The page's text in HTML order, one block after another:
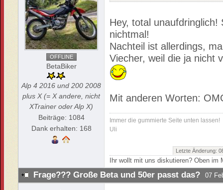
OFFLINE
BetaBiker
Alp 4 2016 und 200 2008
plus X (= X andere, nicht
XTrainer oder Alp X)
Beiträge: 1084
Dank erhalten: 168
Hey, total
nichtmal!
Nachteil ist allerdings,
Viecher, weil die ja nicht
Mit anderen Worten:
Immer die gummierte Seite unten lassen!
Uli
Letzte Änderung:
Ihr wollt mit uns diskutieren? Oben
Frage??? Große Beta und 50er passt das? 07